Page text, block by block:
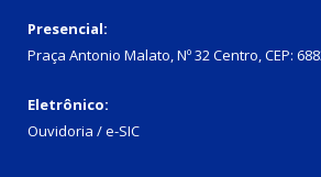
Presencial:
Praça Antonio Malato, Nº 32 Centro, CEP:
Eletrônico:
Ouvidoria / e-SIC